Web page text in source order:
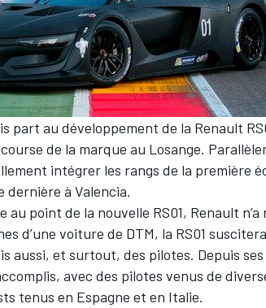
part au développement de la Renault
de la marque au Losange.
intégrer les rangs de la première
dernière à Valencia.
au point de la nouvelle RS01, Renault
d’une voiture de DTM, la RS01
aussi, et surtout, des pilotes. Depuis
avec des pilotes venus de
tenus en Espagne et en Italie.